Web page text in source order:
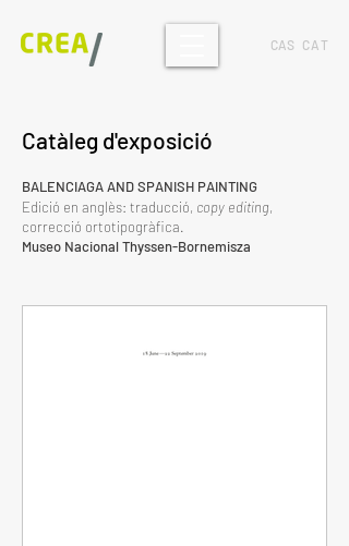
CAS CAT
Catàleg d'exposició
BALENCIAGA AND SPANISH PAINTING
Edició en anglès: traducció, copy editing,
correcció ortotipogràfica.
Museo Nacional Thyssen-Bornemisza